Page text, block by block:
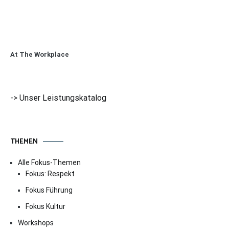
At The Workplace
-> Unser Leistungskatalog
THEMEN
Alle Fokus-Themen
Fokus: Respekt
Fokus Führung
Fokus Kultur
Workshops